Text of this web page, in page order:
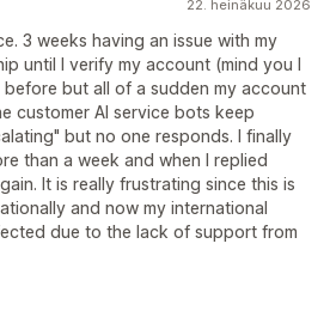
22. heinäkuu 2026
3 weeks having an issue with my
until I verify my account (mind you I
before but all of a sudden my account
customer AI service bots keep
but no one responds. I finally
than a week and when I replied
It is really frustrating since this is
and now my international
due to the lack of support from